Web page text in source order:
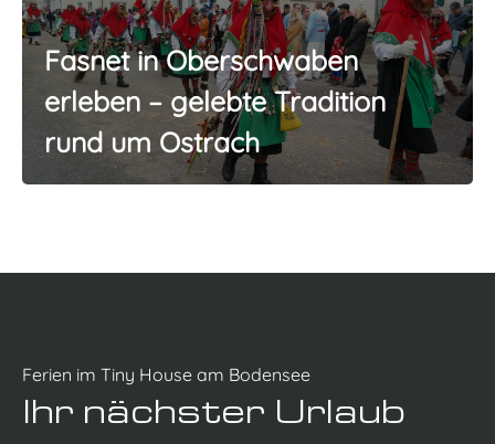
Fasnet in Oberschwaben
erleben – gelebte Tradition
rund um Ostrach
Ferien im Tiny House am Bodensee
Ihr nächster Urlaub